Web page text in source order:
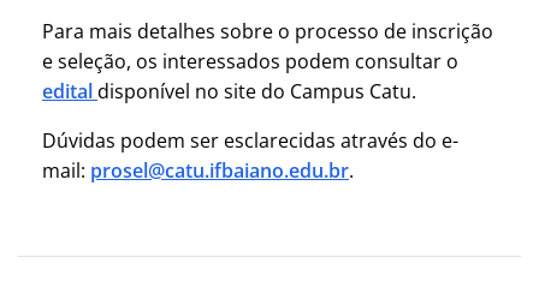
Para mais detalhes sobre o processo de inscrição
e seleção, os interessados podem consultar o
editaldisponível no site do Campus Catu.
Dúvidas podem ser esclarecidas através do e-
mail: prosel@catu.ifbaiano.edu.br.